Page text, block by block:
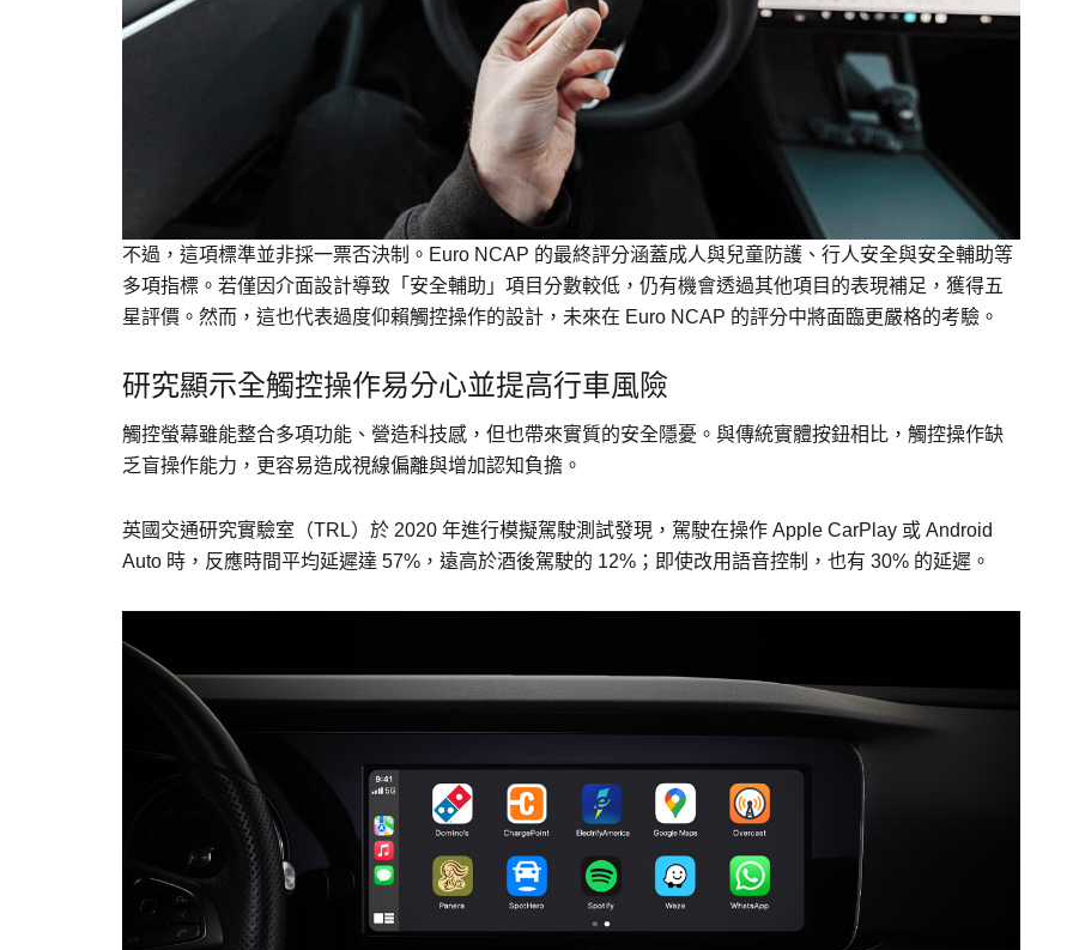
不過，這項標準並非採一票否決制。Euro NCAP 的最終評分涵蓋成人與兒童防護、行人安全與安全輔助等
多項指標。若僅因介面設計導致「安全輔助」項目分數較低，仍有機會透過其他項目的表現補足，獲得五
星評價。然而，這也代表過度仰賴觸控操作的設計，未來在 Euro NCAP 的評分中將面臨更嚴格的考驗。
研究顯示全觸控操作易分心並提高行車風險
觸控螢幕雖能整合多項功能、營造科技感，但也帶來實質的安全隱憂。與傳統實體按鈕相比，觸控操作缺
乏盲操作能力，更容易造成視線偏離與增加認知負擔。
英國交通研究實驗室（TRL）於 2020 年進行模擬駕駛測試發現，駕駛在操作 Apple CarPlay 或 Android
Auto 時，反應時間平均延遲達 57%，遠高於酒後駕駛的 12%；即使改用語音控制，也有 30% 的延遲。